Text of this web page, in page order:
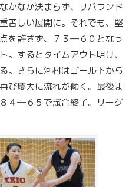
かなか決まらず、リバウンド
苦しい展開に。それでも、堅
を許さず、７３―６０となっ
。するとタイムアウト明け、
。さらに河村はゴール下から
び慶大に流れが傾く。最後ま
４―６５で試合終了。リーグ